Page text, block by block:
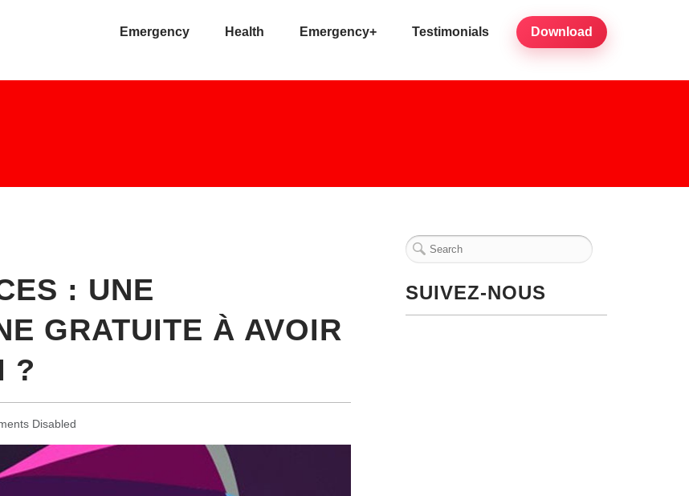
Emergency Health Emergency+ Testimonials Download
: UNE
GRATUITE À AVOIR
?
Disabled
SUIVEZ-NOUS